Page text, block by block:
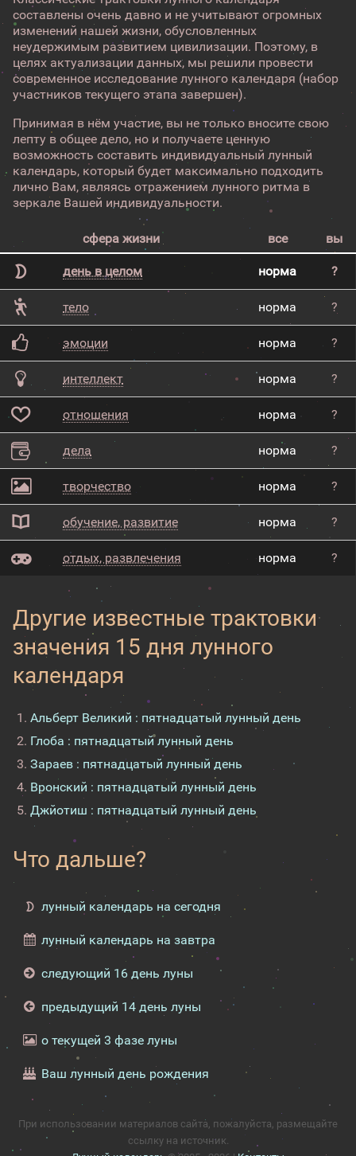
составлены очень давно и не учитывают огромных
изменений нашей жизни, обусловленных
неудержимым развитием цивилизации. Поэтому, в
целях актуализации данных, мы решили провести
современное исследование лунного календаря (набор
участников текущего этапа завершен).
Принимая в нём участие, вы не только вносите свою
лепту в общее дело, но и получаете ценную
возможность составить индивидуальный лунный
календарь, который будет максимально подходить
лично Вам, являясь отражением лунного ритма в
зеркале Вашей индивидуальности.
сфера жизни все вы
день в целом норма ?
тело норма ?
эмоции норма ?
интеллект норма ?
отношения норма ?
дела норма ?
творчество норма ?
обучение, развитие норма ?
отдых, развлечения норма ?
Другие известные трактовки
значения 15 дня лунного
календаря
Альберт Великий : пятнадцатый лунный день
Глоба : пятнадцатый лунный день
Зараев : пятнадцатый лунный день
Вронский : пятнадцатый лунный день
Джйотиш : пятнадцатый лунный день
Что дальше?
лунный календарь на сегодня
лунный календарь на завтра
следующий 16 день луны
предыдущий 14 день луны
о текущей 3 фазе луны
Ваш лунный день рождения
При использовании материалов сайта, пожалуйста, размещайте
ссылку на источник.